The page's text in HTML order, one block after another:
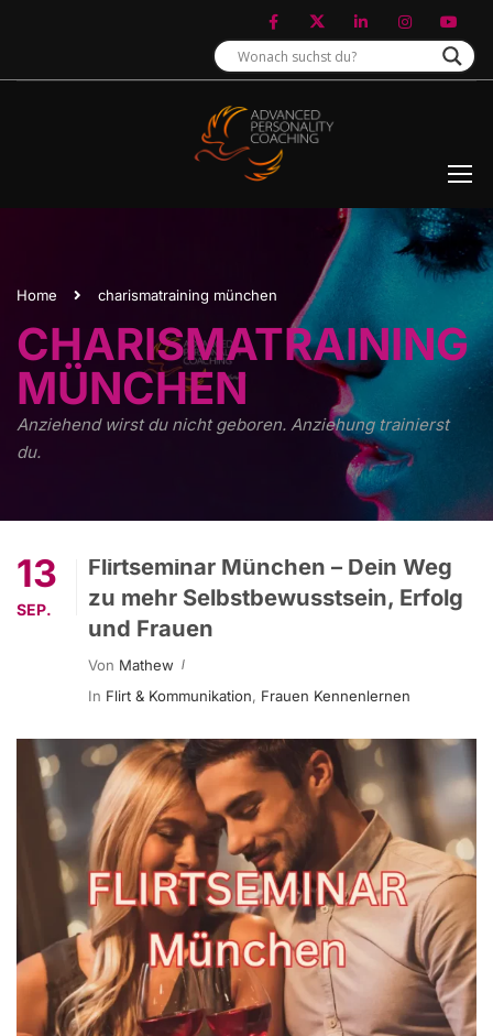
Home charismatraining münchen
CHARISMATRAINING
MÜNCHEN
Anziehend wirst du nicht geboren. Anziehung trainierst
du.
13
SEP.
Flirtseminar München – Dein Weg
zu mehr Selbstbewusstsein, Erfolg
und Frauen
Von Mathew
In Flirt & Kommunikation, Frauen Kennenlernen